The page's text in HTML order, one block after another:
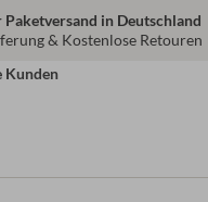
Paketversand in Deutschland
& Kostenlose Retouren
Kunden